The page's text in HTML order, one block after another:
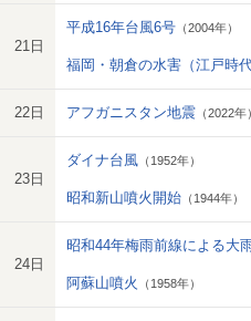
21日
平成16年台風6号 （2004年）
福岡・朝倉の水害（江戸時代
22日 アフガニスタン地震 （2022年）
23日
ダイナ台風 （1952年）
昭和新山噴火開始 （1944年）
24日
昭和44年梅雨前線による大
阿蘇山噴火 （1958年）